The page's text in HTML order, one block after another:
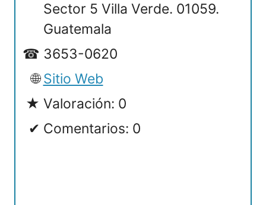
Sector 5 Villa Verde. 01059.
Guatemala
3653-0620
Sitio Web
Valoración: 0
Comentarios: 0